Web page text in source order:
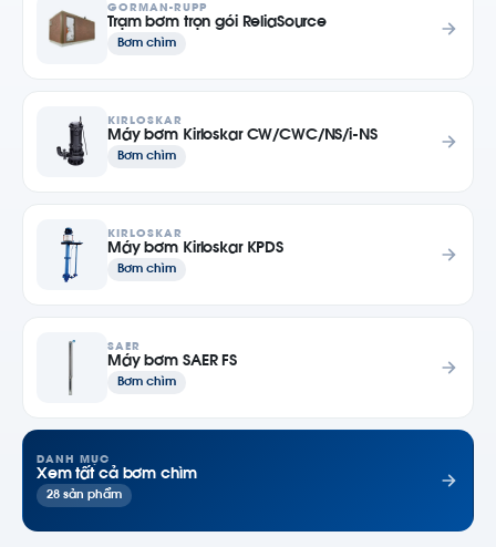
GORMAN-RUPP
Trạm bơm trọn gói ReliaSource
Bơm chìm
KIRLOSKAR
Máy bơm Kirloskar CW/CWC/NS/i-NS
Bơm chìm
KIRLOSKAR
Máy bơm Kirloskar KPDS
Bơm chìm
SAER
Máy bơm SAER FS
Bơm chìm
DANH MỤC
Xem tất cả bơm chìm
28 sản phẩm